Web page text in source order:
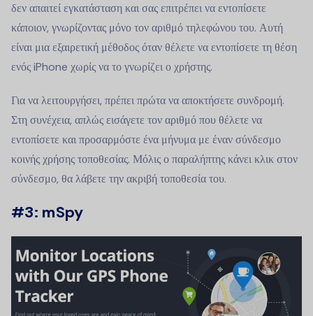
δεν απαιτεί εγκατάσταση και σας επιτρέπει να εντοπίσετε
κάποιον, γνωρίζοντας μόνο τον αριθμό τηλεφώνου του. Αυτή
είναι μια εξαιρετική μέθοδος όταν θέλετε να εντοπίσετε τη θέση
ενός iPhone χωρίς να το γνωρίζει ο χρήστης.
Για να λειτουργήσει, πρέπει πρώτα να αποκτήσετε συνδρομή.
Στη συνέχεια, απλώς εισάγετε τον αριθμό που θέλετε να
εντοπίσετε και προσαρμόστε ένα μήνυμα με έναν σύνδεσμο
κοινής χρήσης τοποθεσίας. Μόλις ο παραλήπτης κάνει κλικ στον
σύνδεσμο, θα λάβετε την ακριβή τοποθεσία του.
#3: mSpy